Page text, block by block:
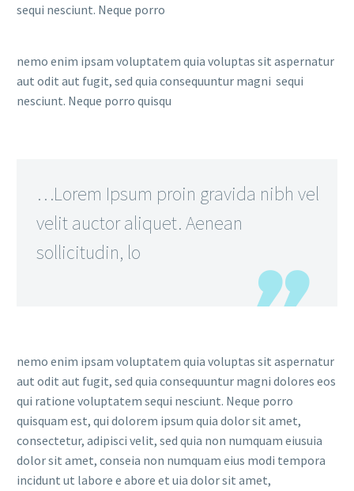
sequi nesciunt. Neque porro
nemo enim ipsam voluptatem quia voluptas sit aspernatur
aut odit aut fugit, sed quia consequuntur magni sequi
nesciunt. Neque porro quisqu
…Lorem Ipsum proin gravida nibh vel
velit auctor aliquet. Aenean
sollicitudin, lo
nemo enim ipsam voluptatem quia voluptas sit aspernatur
aut odit aut fugit, sed quia consequuntur magni dolores eos
qui ratione voluptatem sequi nesciunt. Neque porro
quisquam est, qui dolorem ipsum quia dolor sit amet,
consectetur, adipisci velit, sed quia non numquam eiusuia
dolor sit amet, conseia non numquam eius modi tempora
incidunt ut labore e abore et uia dolor sit amet,